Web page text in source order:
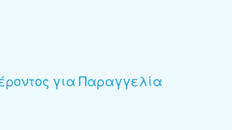
για Παραγγελία